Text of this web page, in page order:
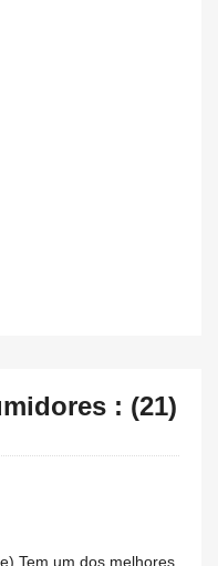
: (21)
Tem um dos melhores